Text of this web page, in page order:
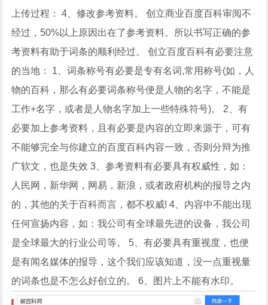
上传过程： 4、修改参考资料。 创立商业百度百科审阅不
经过，50%以上原因出在了参考资料。所以书写正确的参
考资料有助于词条的顺利经过。 创立百度百科有必要注意
的当地： 1、词条称号有必要是专有名词,常用称号(如，人
物的百科，那么有必要词条称号便是人物的名字，不能是
工作+名字，或者是人物名字加上一些特殊符号)。 2、有
必要加上参考资料，且有必要是内容的立即来源于，可有
不能够完全与你建立的百度百科内容一致，否则分辩为推
广软文，也是失效 3、参考资料有必要具有权威性，如：
人民网，新华网，网易，新浪，或者政府机构的报导之内
的，其他的关于百科而言，都不权威! 4、内容中不能出现
任何宣扬内容，如：我公司有全球最先进的设备，我公司
是全球最大的行业公司等。 5、有必要具有重视度，也便
是有闻名媒体的报导，这个我们应该知道，没一点重视量
的词条也是不怎么好创立的。 6、图片上不能有水印。